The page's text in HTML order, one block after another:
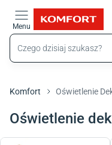
Menu
Komfort Oświetlenie
Oświetlenie